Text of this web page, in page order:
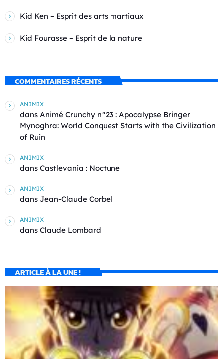
Kid Ken – Esprit des arts martiaux
Kid Fourasse – Esprit de la nature
COMMENTAIRES RÉCENTS
ANIMIX
dans Animé Crunchy n°23 : Apocalypse Bringer
Mynoghra: World Conquest Starts with the Civilization
of Ruin
ANIMIX
dans Castlevania : Noctune
ANIMIX
dans Jean-Claude Corbel
ANIMIX
dans Claude Lombard
ARTICLE À LA UNE !